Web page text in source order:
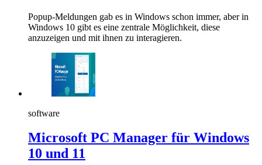
Popup-Meldungen gab es in Windows schon immer, aber in
Windows 10 gibt es eine zentrale Möglichkeit, diese
anzuzeigen und mit ihnen zu interagieren.
software
Microsoft PC Manager für Windows
10 und 11